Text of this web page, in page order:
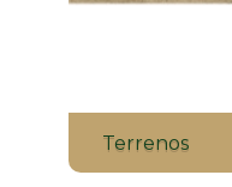
Terrenos